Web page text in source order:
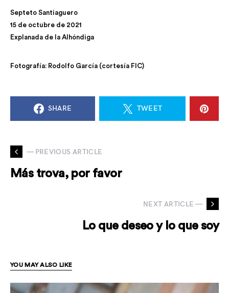
Septeto Santiaguero
15 de octubre de 2021
Explanada de la Alhóndiga
Fotografía: Rodolfo García (cortesía FIC)
SHARE TWEET
— PREVIOUS ARTICLE
Más trova, por favor
NEXT ARTICLE —
Lo que deseo y lo que soy
YOU MAY ALSO LIKE